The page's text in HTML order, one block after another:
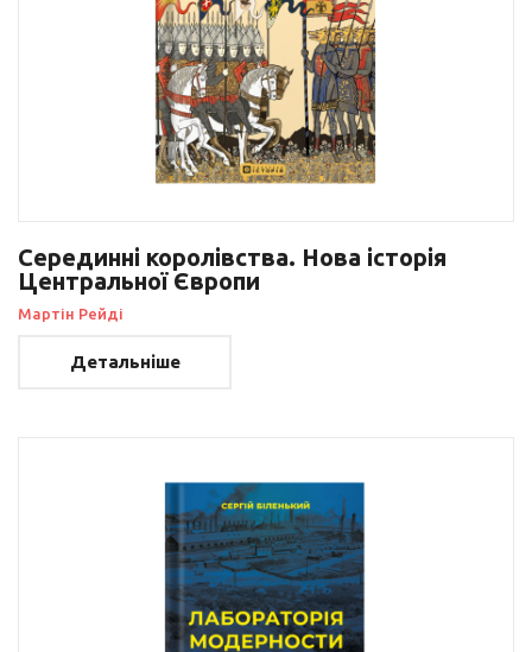
Серединні королівства. Нова історія
Центральної Європи
Мартін Рейді
Детальніше